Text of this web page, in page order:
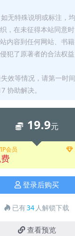
无特殊说明或标注，
，在未征得本站同意
内容到任何网站、书
犯了原著者的合法权
效等情况，请第一时
协助解决。
19.9元
会员
登录后购买
已有34 人解锁下载
查看预览